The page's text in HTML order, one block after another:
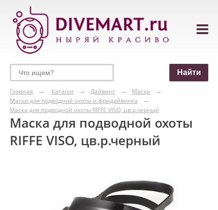
Главная Каталог Дайвинг
Маски
Маски для подводной охоты и фридайвинга
Маска для подводной охоты RIFFE VISO, цв.р.черный
Маска для подводной охоты
RIFFE VISO, цв.р.черный